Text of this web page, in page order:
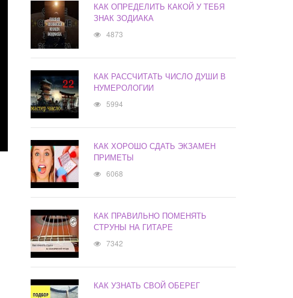
КАК ОПРЕДЕЛИТЬ КАКОЙ У ТЕБЯ
ЗНАК ЗОДИАКА
4873
КАК РАССЧИТАТЬ ЧИСЛО ДУШИ В
НУМЕРОЛОГИИ
5994
КАК ХОРОШО СДАТЬ ЭКЗАМЕН
ПРИМЕТЫ
6068
КАК ПРАВИЛЬНО ПОМЕНЯТЬ
СТРУНЫ НА ГИТАРЕ
7342
КАК УЗНАТЬ СВОЙ ОБЕРЕГ